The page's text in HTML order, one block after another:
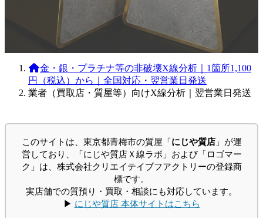
金・銀・プラチナ等の非破壊X線分析｜1箇所1,100
円（税込）から｜全国対応・翌営業日発送
業者（買取店・質屋等）向けX線分析｜翌営業日発送
このサイトは、東京都青梅市の質屋「にじや質店」が運
営しており、「にじや質店Ｘ線ラボ」および「ロゴマー
ク」は、株式会社クリエイテイブフアクトリーの登録商
標です。
実店舗での質預り・買取・相談にも対応しています。
▶ にじや質店 本体サイトはこちら